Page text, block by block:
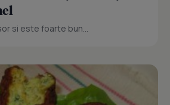
si este foarte bun...